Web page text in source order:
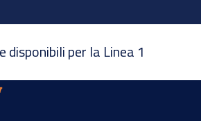
disponibili per la Linea 1